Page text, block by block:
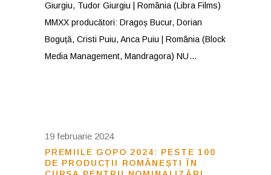
Giurgiu, Tudor Giurgiu | România (Libra Films)
MMXX producători: Dragoș Bucur, Dorian
Boguță, Cristi Puiu, Anca Puiu | România (Block
Media Management, Mandragora) NU
19 februarie 2024
PREMIILE GOPO 2024: PESTE 100
DE PRODUCȚII ROMÂNEȘTI ÎN